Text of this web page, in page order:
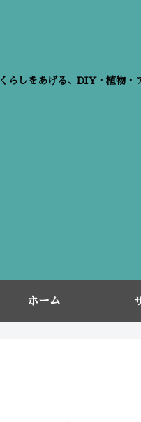
くらしをあげる、DIY・植物・
ホーム